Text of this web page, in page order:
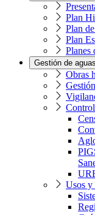
Plan
Plan
Plan
Planes
Gestión de aguas
Obras
Usos y